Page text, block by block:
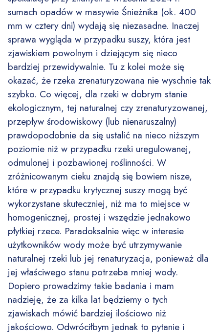
sumach opadów w masywie Śnieżnika (ok. 400
mm w cztery dni) wydają się niezasadne. Inaczej
sprawa wygląda w przypadku suszy, która jest
zjawiskiem powolnym i dziejącym się nieco
bardziej przewidywalnie. Tu z kolei może się
okazać, że rzeka zrenaturyzowana nie wyschnie tak
szybko. Co więcej, dla rzeki w dobrym stanie
ekologicznym, tej naturalnej czy zrenaturyzowanej,
przepływ środowiskowy (lub nienaruszalny)
prawdopodobnie da się ustalić na nieco niższym
poziomie niż w przypadku rzeki uregulowanej,
odmulonej i pozbawionej roślinności. W
zróżnicowanym cieku znajdą się bowiem nisze,
które w przypadku krytycznej suszy mogą być
wykorzystane skuteczniej, niż ma to miejsce w
homogenicznej, prostej i wszędzie jednakowo
płytkiej rzece. Paradoksalnie więc w interesie
użytkowników wody może być utrzymywanie
naturalnej rzeki lub jej renaturyzacja, ponieważ dla
jej właściwego stanu potrzeba mniej wody.
Dopiero prowadzimy takie badania i mam
nadzieję, że za kilka lat będziemy o tych
zjawiskach mówić bardziej ilościowo niż
jakościowo. Odwróciłbym jednak to pytanie i